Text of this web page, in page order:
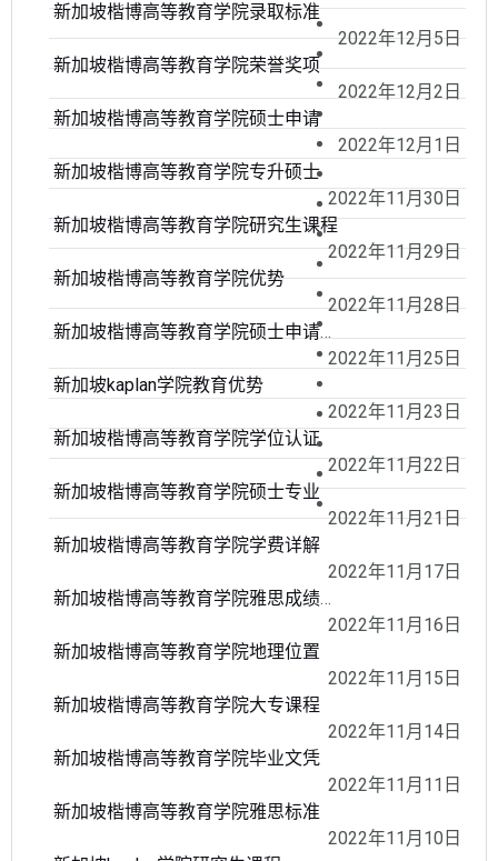
新加坡楷博高等教育学院录取标准
2022年12月5日
新加坡楷博高等教育学院荣誉奖项
2022年12月2日
新加坡楷博高等教育学院硕士申请
2022年12月1日
新加坡楷博高等教育学院专升硕士
2022年11月30日
新加坡楷博高等教育学院研究生课程
2022年11月29日
新加坡楷博高等教育学院优势
2022年11月28日
新加坡楷博高等教育学院硕士申请条件
2022年11月25日
新加坡kaplan学院教育优势
2022年11月23日
新加坡楷博高等教育学院学位认证
2022年11月22日
新加坡楷博高等教育学院硕士专业
2022年11月21日
新加坡楷博高等教育学院学费详解
2022年11月17日
新加坡楷博高等教育学院雅思成绩要求
2022年11月16日
新加坡楷博高等教育学院地理位置
2022年11月15日
新加坡楷博高等教育学院大专课程
2022年11月14日
新加坡楷博高等教育学院毕业文凭
2022年11月11日
新加坡楷博高等教育学院雅思标准
2022年11月10日